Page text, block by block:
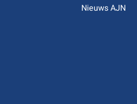
Nieuws AJN